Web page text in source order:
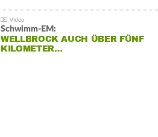
Schwimm-EM:
WELLBROCK AUCH ÜBER FÜNF
KILOMETER…